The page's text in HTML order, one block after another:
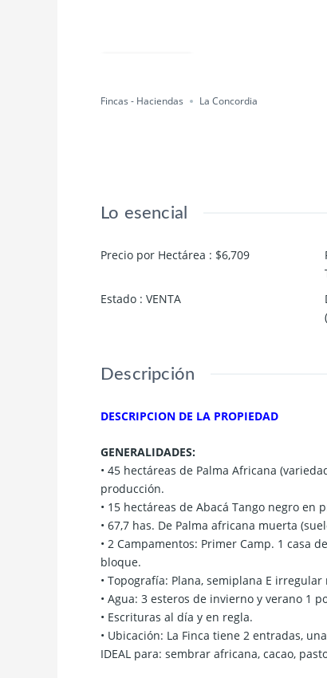
Fincas - Haciendas La Concordia
Lo esencial
Precio por Hectárea : $6,709
Estado : VENTA
Descripción
DESCRIPCION DE LA PROPIEDAD
GENERALIDADES:
• 45 hectáreas de Palma Africana
producción.
• 15 hectáreas de Abacá Tango negro en
• 67,7 has. De Palma africana muerta
• 2 Campamentos: Primer Camp. 1 casa
bloque.
• Topografía: Plana, semiplana E irregular
• Agua: 3 esteros de invierno y verano 1
• Escrituras al día y en regla.
• Ubicación: La Finca tiene 2 entradas,
IDEAL para: sembrar africana, cacao,